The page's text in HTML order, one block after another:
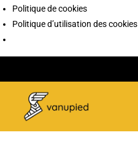
Politique de cookies
Politique d’utilisation des cookies